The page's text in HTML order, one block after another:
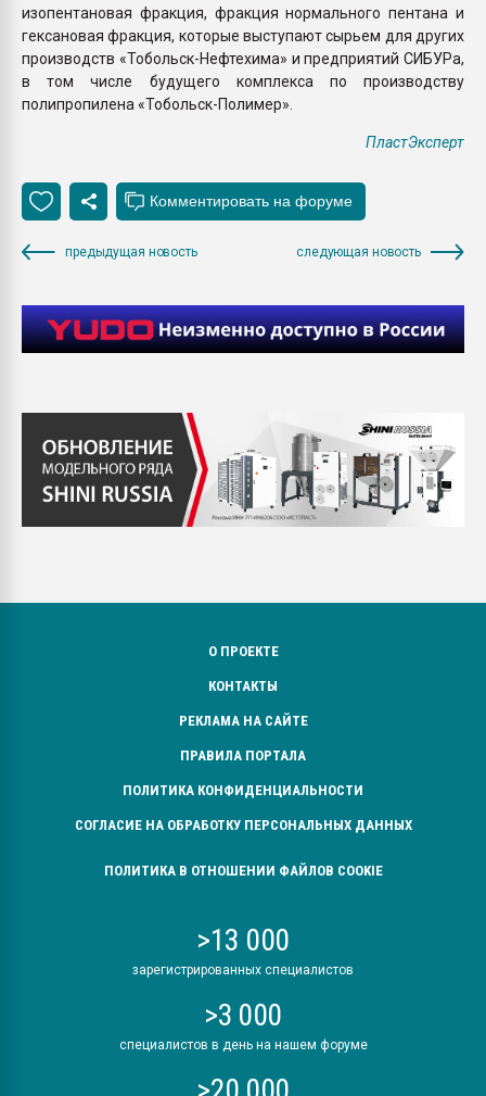
изопентановая фракция, фракция нормального пентана и
гексановая фракция, которые выступают сырьем для других
производств «Тобольск-Нефтехима» и предприятий СИБУРа,
в том числе будущего комплекса по производству
полипропилена «Тобольск-Полимер».
ПластЭксперт
предыдущая новость следующая новость
О ПРОЕКТЕ
КОНТАКТЫ
РЕКЛАМА НА САЙТЕ
ПРАВИЛА ПОРТАЛА
ПОЛИТИКА КОНФИДЕНЦИАЛЬНОСТИ
СОГЛАСИЕ НА ОБРАБОТКУ ПЕРСОНАЛЬНЫХ ДАННЫХ
ПОЛИТИКА В ОТНОШЕНИИ ФАЙЛОВ COOKIE
>13 000
зарегистрированных специалистов
>3 000
специалистов в день на нашем форуме